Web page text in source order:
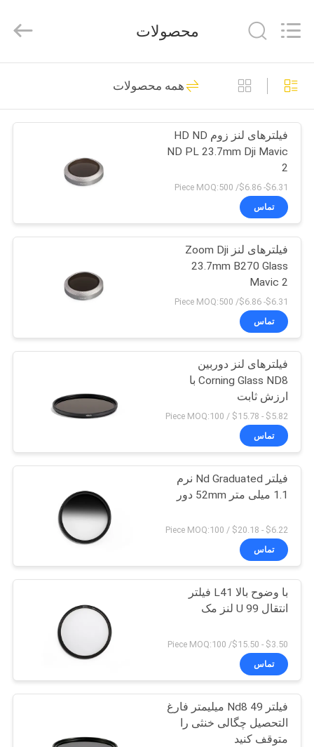
صفحه
اصلی
محصولات
درباره
کارخانه
کنترل
کیفیت
تماس
بگیرید
نقل
قول
نقشه
PRIVACY
POLICY
Technology
Ltd..
Reserved.
فیلترهای لنز دوربین
24
فیلترهای دوربین مربع
13
فیلتر دوربین UV
13
فیلتر برش UV IR
7
فیلتر MCUV
13
محصولات
همه محصولات
فیلترهای لنز زوم HD ND
ND PL 23.7mm Dji Mavic
2
$6.31- $6.86/ Piece MOQ:500
تماس
فیلترهای لنز Zoom Dji
23.7mm B270 Glass
Mavic 2
$6.31- $6.86/ Piece MOQ:500
تماس
فیلترهای لنز دوربین
Corning Glass ND8 با
ارزش ثابت
$5.82 - $15.78 / Piece MOQ:100
تماس
فیلتر Nd Graduated نرم
1.1 میلی متر 52mm دور
$6.22 - $20.18 / Piece MOQ:100
تماس
با وضوح بالا L41 فیلتر
انتقال 99 U لنز مک
$3.50 - $15.50/ Piece MOQ:100
تماس
فیلتر Nd8 49 میلیمتر فارغ
التحصیل چگالی خنثی را
متوقف کنید